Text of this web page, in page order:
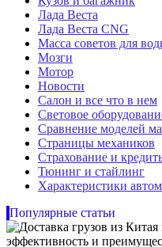
Лада Веста
Лада Веста CNG
Масса советов для
Мозги
Мотор
Новости
Салон и все что в нем
Световое
Сравнение моделей
Страницы механиков
Страхование и
Тюнинг и стайлинг
Характеристики
Популярные статьи